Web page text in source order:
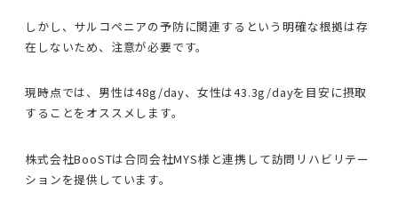
しかし、サルコペニアの予防に関連するという明確な根拠は存
在しないため、注意が必要です。
現時点では、男性は48g/day、女性は43.3g/dayを目安に摂取
することをオススメします。
株式会社BooSTは合同会社MYS様と連携して訪問リハビリテー
ションを提供しています。